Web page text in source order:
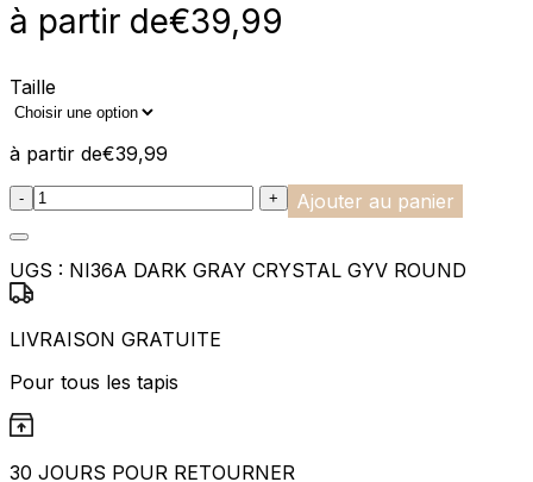
à partir de€39,99
Taille
à partir de€39,99
:product_name quantity
- + Ajouter au panier
UGS : NI36A DARK GRAY CRYSTAL GYV ROUND
LIVRAISON GRATUITE
Pour tous les tapis
30 JOURS POUR RETOURNER